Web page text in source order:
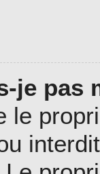
je pas
le